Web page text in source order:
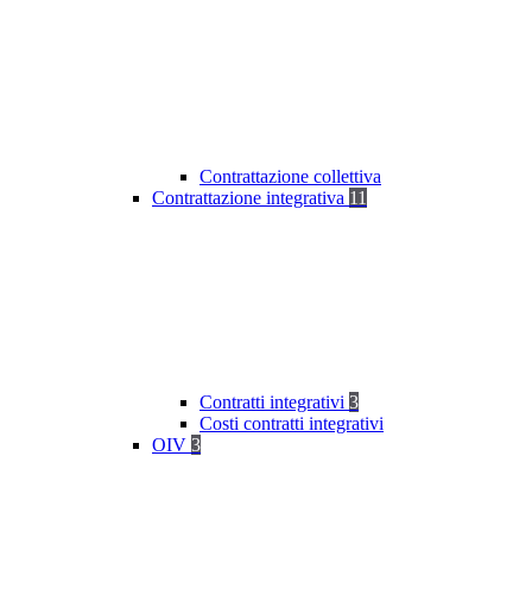
Contrattazione collettiva
Contrattazione integrativa 11
Contratti integrativi 3
Costi contratti integrativi
OIV 3